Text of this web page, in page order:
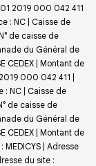
2019 000 042 411
: NC | Caisse de
de caisse de
du Général de
CEDEX | Montant de
000 042 411 |
NC | Caisse de
de caisse de
du Général de
CEDEX | Montant de
| Adresse
du site :